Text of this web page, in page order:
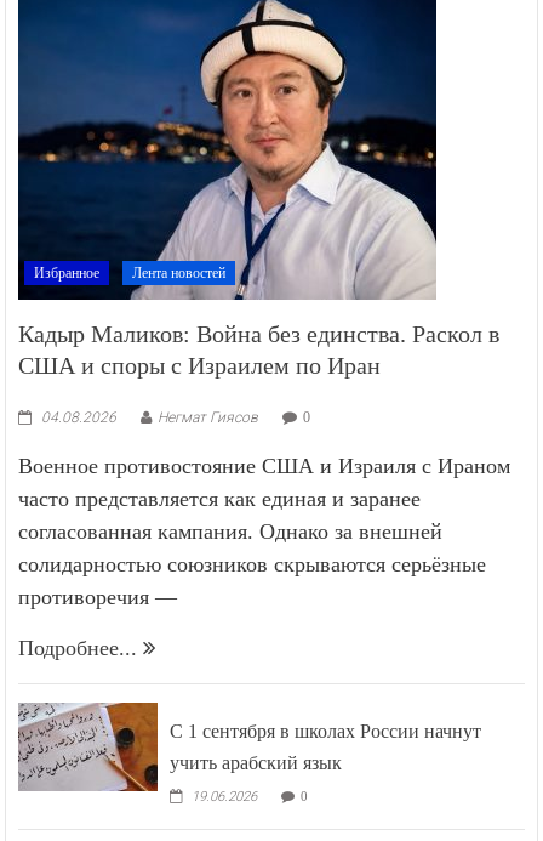
Избранное Лента новостей
Кадыр Маликов: Война без единства. Раскол в
США и споры с Израилем по Иран
04.08.2026 Негмат Гиясов 0
Военное противостояние США и Израиля с Ираном
часто представляется как единая и заранее
согласованная кампания. Однако за внешней
солидарностью союзников скрываются серьёзные
противоречия —
Подробнее...
С 1 сентября в школах России начнут
учить арабский язык
19.06.2026 0